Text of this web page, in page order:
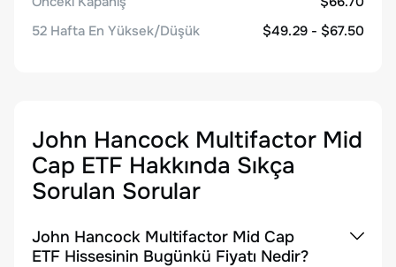
52 Hafta En Yüksek/Düşük
$49.29 - $67.50
John Hancock Multifactor Mid
Cap ETF Hakkında Sıkça
Sorulan Sorular
John Hancock Multifactor Mid Cap
ETF Hissesinin Bugünkü Fiyatı Nedir?